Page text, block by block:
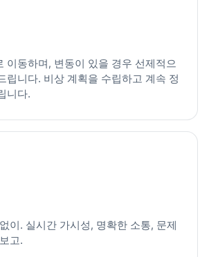
이동하며, 변동이 있을 경우 선제적으
립니다. 비상 계획을 수립하고 계속 정
니다.
이. 실시간 가시성, 명확한 소통, 문제
고.